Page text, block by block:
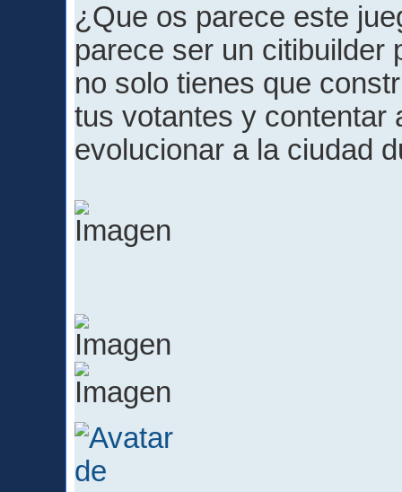
¿Que os parece este
parece ser un citibuilder
no solo tienes que
tus votantes y contentar
evolucionar a la ciudad